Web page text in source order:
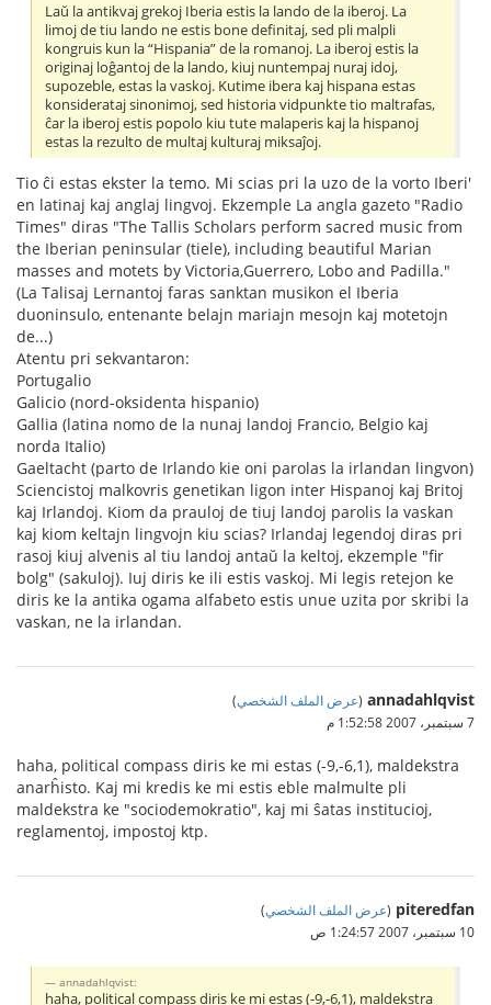
Laŭ la antikvaj grekoj Iberia estis la lando de la iberoj. La
limoj de tiu lando ne estis bone definitaj, sed pli malpli
kongruis kun la “Hispania” de la romanoj. La iberoj estis la
originaj loĝantoj de la lando, kiuj nuntempaj nuraj idoj,
supozeble, estas la vaskoj. Kutime ibera kaj hispana estas
konsiderataj sinonimoj, sed historia vidpunkte tio maltrafas,
ĉar la iberoj estis popolo kiu tute malaperis kaj la hispanoj
estas la rezulto de multaj kulturaj miksaĵoj.
Tio ĉi estas ekster la temo. Mi scias pri la uzo de la vorto Iberi'
en latinaj kaj anglaj lingvoj. Ekzemple La angla gazeto "Radio
Times" diras "The Tallis Scholars perform sacred music from
the Iberian peninsular (tiele), including beautiful Marian
masses and motets by Victoria,Guerrero, Lobo and Padilla."
(La Talisaj Lernantoj faras sanktan musikon el Iberia
duoninsulo, entenante belajn mariajn mesojn kaj motetojn
de...)
Atentu pri sekvantaron:
Portugalio
Galicio (nord-oksidenta hispanio)
Gallia (latina nomo de la nunaj landoj Francio, Belgio kaj
norda Italio)
Gaeltacht (parto de Irlando kie oni parolas la irlandan lingvon)
Sciencistoj malkovris genetikan ligon inter Hispanoj kaj Britoj
kaj Irlandoj. Kiom da prauloj de tiuj landoj parolis la vaskan
kaj kiom keltajn lingvojn kiu scias? Irlandaj legendoj diras pri
rasoj kiuj alvenis al tiu landoj antaŭ la keltoj, ekzemple "fir
bolg" (sakuloj). Iuj diris ke ili estis vaskoj. Mi legis retejon ke
diris ke la antika ogama alfabeto estis unue uzita por skribi la
vaskan, ne la irlandan.
annadahlqvist
(عرض الملف الشخصي)
7 سبتمبر، 2007 1:52:58 م
haha, political compass diris ke mi estas (-9,-6,1), maldekstra
anarĥisto. Kaj mi kredis ke mi estis eble malmulte pli
maldekstra ke "sociodemokratio", kaj mi ŝatas institucioj,
reglamentoj, impostoj ktp.
piteredfan
(عرض الملف الشخصي)
10 سبتمبر، 2007 1:24:57 ص
annadahlqvist:
haha, political compass diris ke mi estas (-9,-6,1), maldekstra